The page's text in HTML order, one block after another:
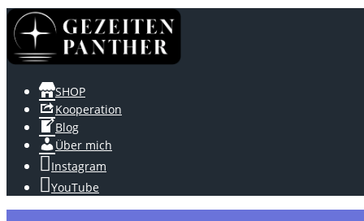
SHOP
Kooperation
Blog
Über mich
Instagram
YouTube